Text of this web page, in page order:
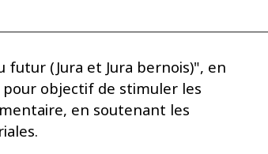
(Jura et Jura bernois)", en
objectif de stimuler les
en soutenant les